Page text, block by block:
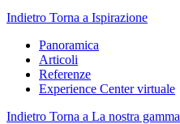
Indietro Torna a Ispirazione
Panoramica
Articoli
Referenze
Experience Center virtuale
Indietro Torna a La nostra gamma